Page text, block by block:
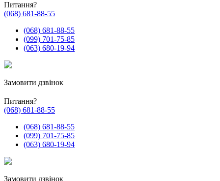
Питання?
(068) 681-88-55
(068) 681-88-55
(099) 701-75-85
(063) 680-19-94
Замовити дзвінок
Питання?
(068) 681-88-55
(068) 681-88-55
(099) 701-75-85
(063) 680-19-94
Замовити дзвінок